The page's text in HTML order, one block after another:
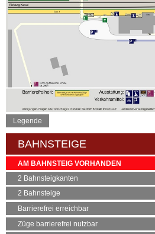
Legende
BAHNSTEIGE
AM BAHNSTEIG VORHANDEN
2 Bahnsteigkanten
2 Bahnsteige
Barrierefrei erreichbar
Züge barrierefrei nutzbar